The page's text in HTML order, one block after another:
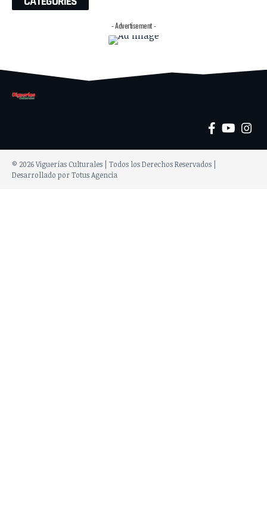
- Advertisement -
© 2026 Viguerías Culturales | Todos los Derechos Reservados |
Desarrollado por Totus Agencia